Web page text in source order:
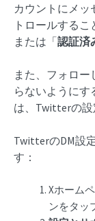
カウントにメッ
トロールする
または「認証済
また、フォロ
らないようにす
は、Twitterの設
TwitterのDM設
す：
Xホーム
ンをタッ